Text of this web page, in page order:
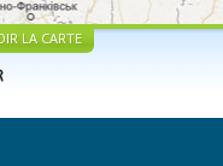
LA CARTE